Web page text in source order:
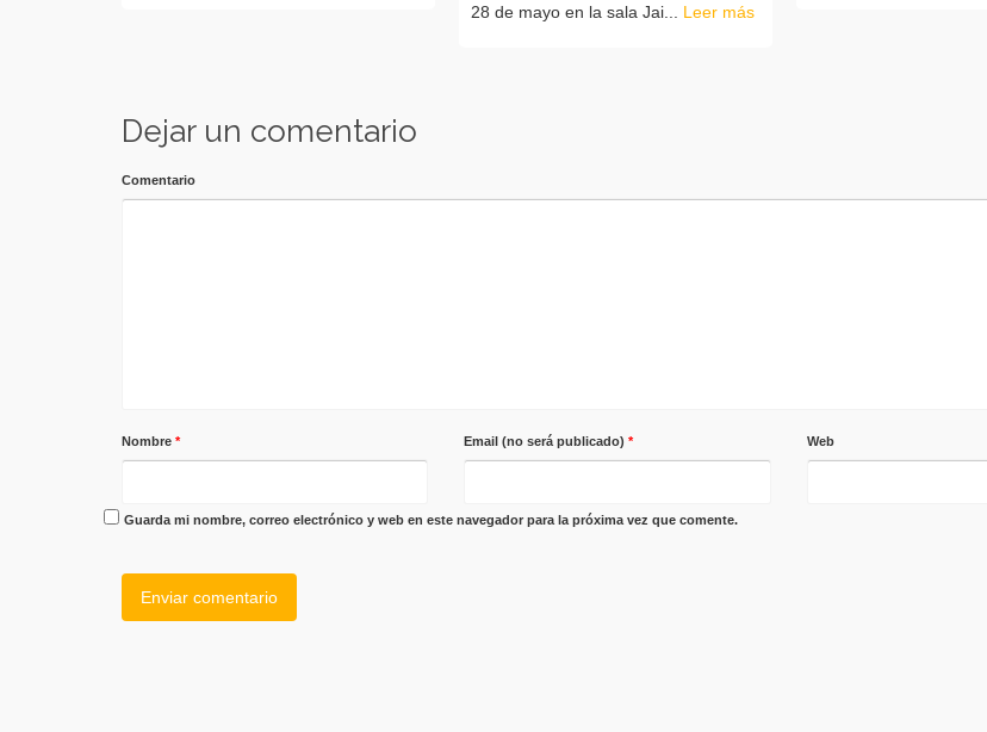
28 de mayo en la sala Jai... Leer más
Dejar un comentario
Comentario
Nombre * Email (no será publicado)* Web
Guarda mi nombre, correo electrónico y web en este navegador para la próxima vez que comente.